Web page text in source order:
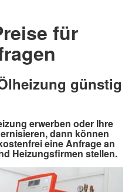
für
günstig
erwerben oder Ihre
dann können
eine Anfrage an
Heizungsfirmen stellen.